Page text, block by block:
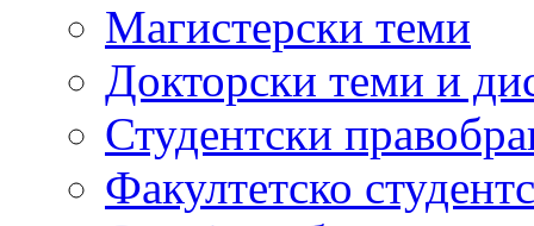
Магистерски теми
Докторски теми и
Студентски
Факултетско